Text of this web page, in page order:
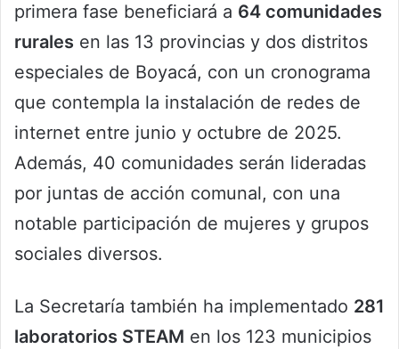
primera fase beneficiará a 64 comunidades
rurales en las 13 provincias y dos distritos
especiales de Boyacá, con un cronograma
que contempla la instalación de redes de
internet entre junio y octubre de 2025.
Además, 40 comunidades serán lideradas
por juntas de acción comunal, con una
notable participación de mujeres y grupos
sociales diversos.
La Secretaría también ha implementado 281
laboratorios STEAM en los 123 municipios